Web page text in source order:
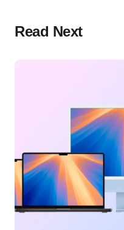
Read Next